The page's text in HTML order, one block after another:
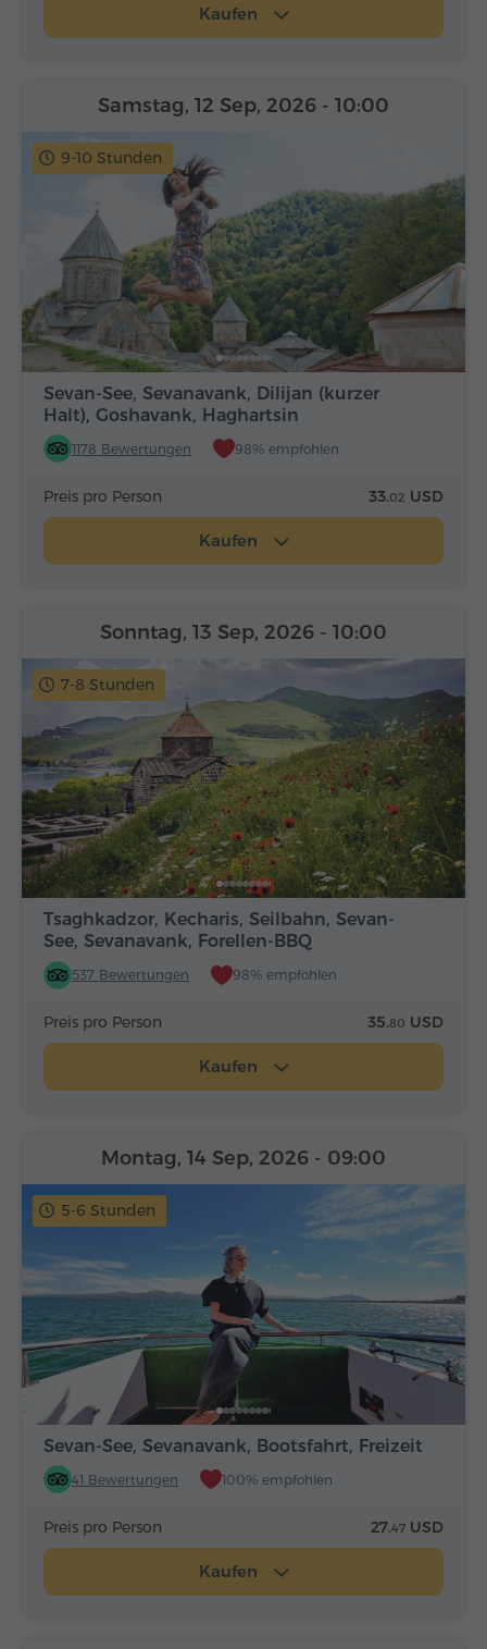
Kaufen
9-10 Stunden
Sevan-See, Sevanavank, Dilijan (kurzer
Halt), Goshavank, Haghartsin
1178 Bewertungen 98% empfohlen
Samstag, 12 Sep, 2026 - 10:00
Preis pro Person 33.02 USD
Kaufen
7-8 Stunden
Tsaghkadzor, Kecharis, Seilbahn, Sevan-
See, Sevanavank, Forellen-BBQ
537 Bewertungen 98% empfohlen
Sonntag, 13 Sep, 2026 - 10:00
Preis pro Person 35.80 USD
Kaufen
5-6 Stunden
Sevan-See, Sevanavank, Bootsfahrt, Freizeit
41 Bewertungen 100% empfohlen
Montag, 14 Sep, 2026 - 09:00
Preis pro Person 27.47 USD
Kaufen